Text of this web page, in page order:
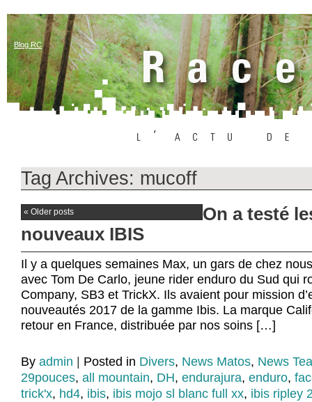
Blog RC
Tag Archives: mucoff
« Older posts
On a testé
nouveaux IBIS
Il y a quelques semaines Max, un gars de chez
avec Tom De Carlo, jeune rider enduro du Sud qui
Company, SB3 et TrickX. Ils avaient pour mission
nouveautés 2017 de la gamme Ibis. La marque
retour en France, distribuée par nos soins […]
By admin Posted in Divers, News Matos, News
29pouces, all mountain, DH, endurajura, enduro,
trick'x, hd4, ibis, ibis mojo sl blanc full xx, ibis ripley